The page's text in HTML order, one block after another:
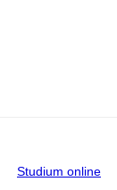
Studium online